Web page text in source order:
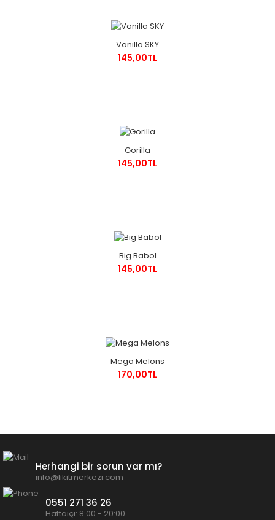
Vanilla SKY
145,00TL
Gorilla
145,00TL
Big Babol
145,00TL
Mega Melons
170,00TL
Herhangi bir sorun var mı?
info@likitmerkezi.com
0551 271 36 26
Haftaiçi: 8:00 - 20:00